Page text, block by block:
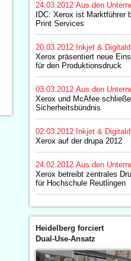
24.03.2012 Aus den
IDC: Xerox ist Marktführer
Print Services
20.03.2012 Inkjet &
Xerox präsentiert neue
für den Produktionsdruck
03.03.2012 Aus den
Xerox und McAfee
Sicherheitsbündnis
02.03.2012 Inkjet &
Xerox auf der drupa 2012
24.02.2012 Aus den
Xerox betreibt zentrales
für Hochschule Reutlingen
Heidelberg forciert
Dual-Use-Ansatz